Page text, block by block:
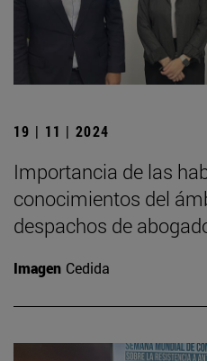
19 | 11 | 2024
Importancia de las
conocimientos del
despachos de
Imagen Cedida